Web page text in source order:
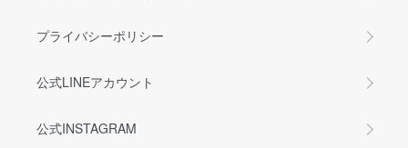
プライバシーポリシー
公式LINEアカウント
公式INSTAGRAM